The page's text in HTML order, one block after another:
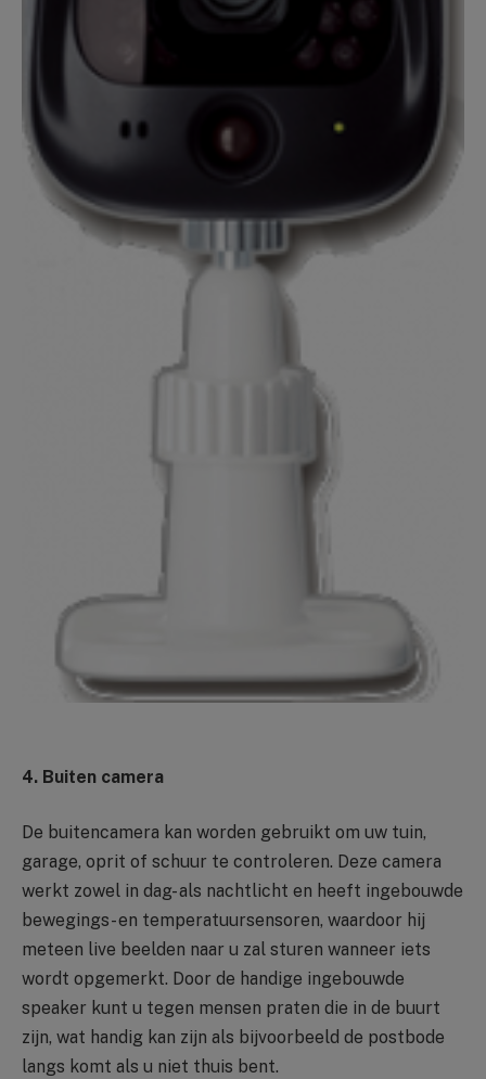
4. Buiten camera
De buitencamera kan worden gebruikt om uw tuin,
garage, oprit of schuur te controleren. Deze camera
werkt zowel in dag- als nachtlicht en heeft ingebouwde
bewegings- en temperatuursensoren, waardoor hij
meteen live beelden naar u zal sturen wanneer iets
wordt opgemerkt. Door de handige ingebouwde
speaker kunt u tegen mensen praten die in de buurt
zijn, wat handig kan zijn als bijvoorbeeld de postbode
langs komt als u niet thuis bent.